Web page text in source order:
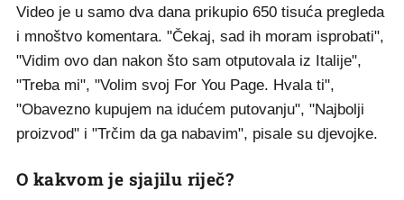
Video je u samo dva dana prikupio 650 tisuća pregleda
i mnoštvo komentara. "Čekaj, sad ih moram isprobati",
"Vidim ovo dan nakon što sam otputovala iz Italije",
"Treba mi", "Volim svoj For You Page. Hvala ti",
"Obavezno kupujem na idućem putovanju", "Najbolji
proizvod" i "Trčim da ga nabavim", pisale su djevojke.
O kakvom je sjajilu riječ?